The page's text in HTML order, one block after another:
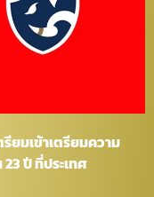
ยมเข้าเตรียมความ
ปี ที่ประเทศ